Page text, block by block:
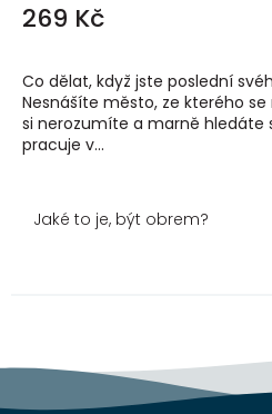
269 Kč
Co dělat, když jste poslední
Nesnášíte město, ze kterého
si nerozumíte a marně hledáte
pracuje v...
Jaké to je, být obrem?